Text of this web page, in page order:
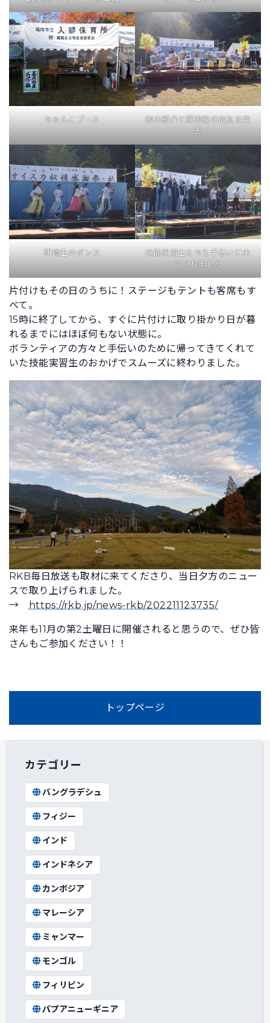
ちゃんこブース
国の紹介と帰国後の抱負を発
表
研修生のダンス
技能実習生たちも手伝いに来
てくれました
片付けもその日のうちに！ステージもテントも客席もす
べて。
15時に終了してから、すぐに片付けに取り掛かり日が暮
れるまでにはほぼ何もない状態に。
ボランティアの方々と手伝いのために帰ってきてくれて
いた技能実習生のおかげでスムーズに終わりました。
RKB毎日放送も取材に来てくださり、当日夕方のニュー
スで取り上げられました。
→
https://rkb.jp/news-rkb/202211123735/
来年も11月の第2土曜日に開催されると思うので、ぜひ皆
さんもご参加ください！！
トップページ
カテゴリー
バングラデシュ
フィジー
インド
インドネシア
カンボジア
マレーシア
ミャンマー
モンゴル
フィリピン
パプアニューギニア